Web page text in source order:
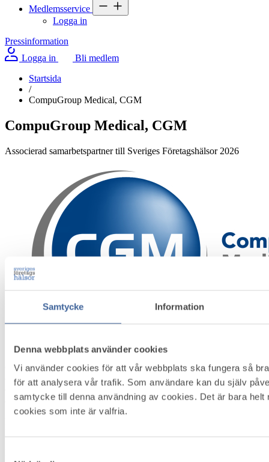
Samtycke Information
Denna webbplats använder cookies
Vi använder cookies för att vår webbplats ska fungera så
för att analysera vår trafik. Som användare kan du själv
samtycke till denna användning av cookies. Det är bara helt
cookies som inte är valfria.
Medlemsservice
Logga in
Pressinformation
Logga in
Bli medlem
Startsida
/
CompuGroup Medical, CGM
CompuGroup Medical, CGM
Associerad samarbetspartner till Sveriges Företagshälsor 2026
CompuGroup Medical, CGM är en internationell koncern inom
området e-hälsa med cirka 8500 medarbetare med lång och bred
erfarenhet och kompetens inom medicinsk informatik, teknisk
arkitektur samt bred kunskap kring vårdens egna processer. CGMs
e-hälsolösningar stödjer behoven inom företagshälsovård,